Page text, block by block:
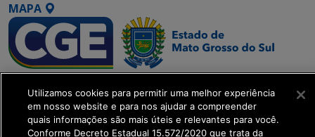
MAPA
SETDIG | Secretaria-
Executiva de
Transformação Digital
Utilizamos cookies para permitir uma melhor experiência
em nosso website e para nos ajudar a compreender
quais informações são mais úteis e relevantes para você.
Conforme Decreto Estadual 15.572/2020 que trata da